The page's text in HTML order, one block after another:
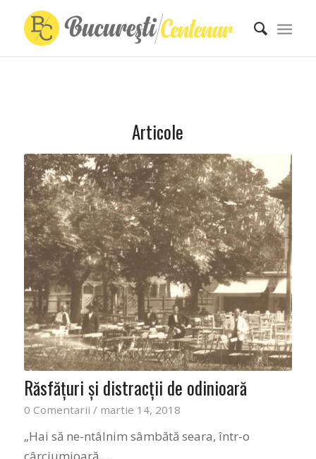
Articole
Răsfăţuri şi distracţii de odinioară
0 Comentarii / martie 14, 2018
„Hai să ne-ntâlnim sâmbătă seara, într-o
cârciumioară…